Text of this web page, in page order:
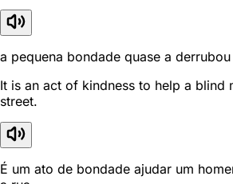
a pequena bondade quase a
It is an act of kindness to help a blind
street.
É um ato de bondade ajudar um